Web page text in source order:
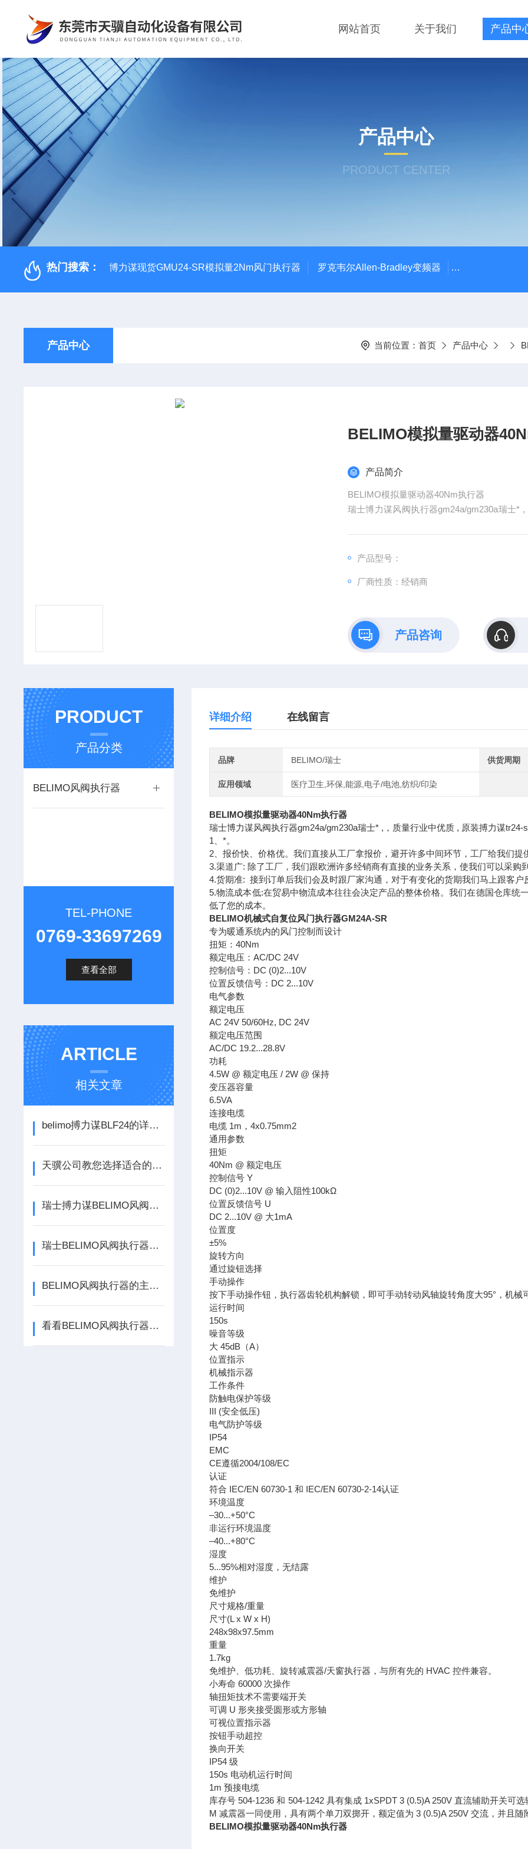
网站首页 关于我们 产品中
产品中心
PRODUCT CENTER
热门搜索： 博力谋现货GMU24-SR模拟量2Nm风门执行器 罗克韦尔Allen-Bradley变频器 德国Leybold真
产品中心 当前位置： 首页 产品中心
BELIMO模拟量驱动器
产品简介
BELIMO模拟量驱动器40Nm执行器
瑞士博力谋风阀执行器gm24a/gm230a瑞士*
产品型号：
厂商性质：经销商
产品咨询
PRODUCT
产品分类
BELIMO风阀执行器
TEL-PHONE
0769-33697269
查看全部
ARTICLE
相关文章
belimo搏力谋BLF24的详细技术参数指导
天骥公司教您选择适合的BELIMO执行器
瑞士搏力谋BELIMO风阀执行器接线图
瑞士BELIMO风阀执行器怎么调开与关到位
BELIMO风阀执行器的主要作用是控制风阀的开启和关闭
看看BELIMO风阀执行器的这些特点吧
详细介绍 在线留言
品牌 BELIMO/瑞士 供货周期
应用领域 医疗卫生,环保,能源,电子/电池,纺织/印染
BELIMO模拟量驱动器40Nm执行器
瑞士博力谋风阀执行器gm24a/gm230a瑞士* ,，质量行业中优质 , 原装搏力谋
1、*。
2、报价快、价格优。我们直接从工厂拿报价，避开许多中间环节，工厂给我们
3.渠道广: 除了工厂，我们跟欧洲许多经销商有直接的业务关系，使我们可以采购
4.货期准: 接到订单后我们会及时跟厂家沟通，对于有变化的货期我们马上跟客户
5.物流成本低:在贸易中物流成本往往会决定产品的整体价格。我们在德国仓库统
低了您的成本。
BELIMO机械式自复位风门执行器GM24A-SR
专为暖通系统内的风门控制而设计
扭矩：40Nm
额定电压：AC/DC 24V
控制信号：DC (0)2...10V
位置反馈信号：DC 2...10V
电气参数
额定电压
AC 24V 50/60Hz, DC 24V
额定电压范围
AC/DC 19.2...28.8V
功耗
4.5W @ 额定电压 / 2W @ 保持
变压器容量
6.5VA
连接电缆
电缆 1m，4x0.75mm2
通用参数
扭矩
40Nm @ 额定电压
控制信号 Y
DC (0)2...10V @ 输入阻性100kΩ
位置反馈信号 U
DC 2...10V @ 大1mA
位置度
±5%
旋转方向
通过旋钮选择
手动操作
按下手动操作钮，执行器齿轮机构解锁，即可手动转动风轴旋转角度大95°，机械
运行时间
150s
噪音等级
大 45dB（A）
位置指示
机械指示器
工作条件
防触电保护等级
III (安全低压)
电气防护等级
IP54
EMC
CE遵循2004/108/EC
认证
符合 IEC/EN 60730-1 和 IEC/EN 60730-2-14认证
环境温度
–30...+50°C
非运行环境温度
–40...+80°C
湿度
5...95%相对湿度，无结露
维护
免维护
尺寸规格/重量
尺寸(L x W x H)
248x98x97.5mm
重量
1.7kg
免维护、低功耗、旋转减震器/天窗执行器，与所有先的 HVAC 控件兼容。
小寿命 60000 次操作
轴扭矩技术不需要端开关
可调 U 形夹接受圆形或方形轴
可视位置指示器
按钮手动超控
换向开关
IP54 级
150s 电动机运行时间
1m 预接电缆
库存号 504-1236 和 504-1242 具有集成 1xSPDT 3 (0.5)A 250V 直流辅助开关可
M 减震器一同使用，具有两个单刀双掷开，额定值为 3 (0.5)A 250V 交流，并且随
BELIMO模拟量驱动器40Nm执行器